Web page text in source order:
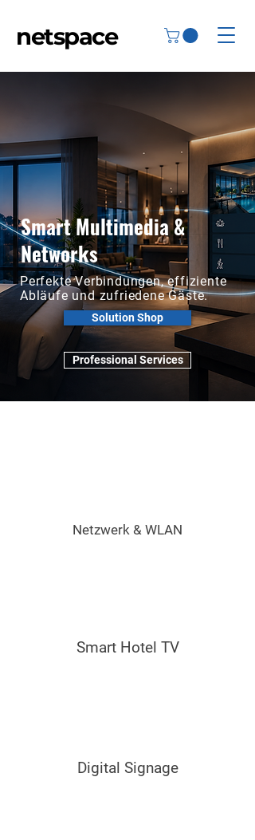
netspace
Smart Multimedia &
Networks
Perfekte Verbindungen, effiziente
Abläufe und zufriedene Gäste.
Solution Shop
Professional Services
Netzwerk & WLAN
Smart Hotel TV
Digital Signage